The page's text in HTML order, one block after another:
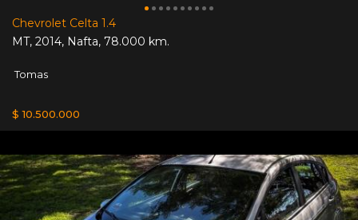
Chevrolet Celta 1.4
MT, 2014, Nafta, 78.000 km.
Tomas
$ 10.500.000